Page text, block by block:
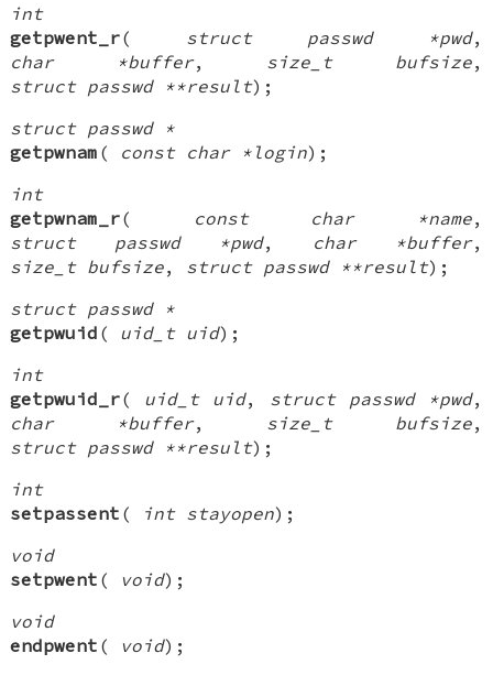
int
getpwent_r( struct passwd *pwd,
char *buffer, size_t bufsize,
struct passwd **result);
struct passwd *
getpwnam ( const char *login);
int
getpwnam_r( const char *name,
struct passwd *pwd, char *buffer,
size_t bufsize, struct passwd **result);
struct passwd *
getpwuid ( uid_t uid);
int
getpwuid_r( uid_t uid, struct passwd *pwd,
char *buffer, size_t bufsize,
struct passwd **result);
int
setpassent ( int stayopen);
void
setpwent ( void);
void
endpwent ( void);